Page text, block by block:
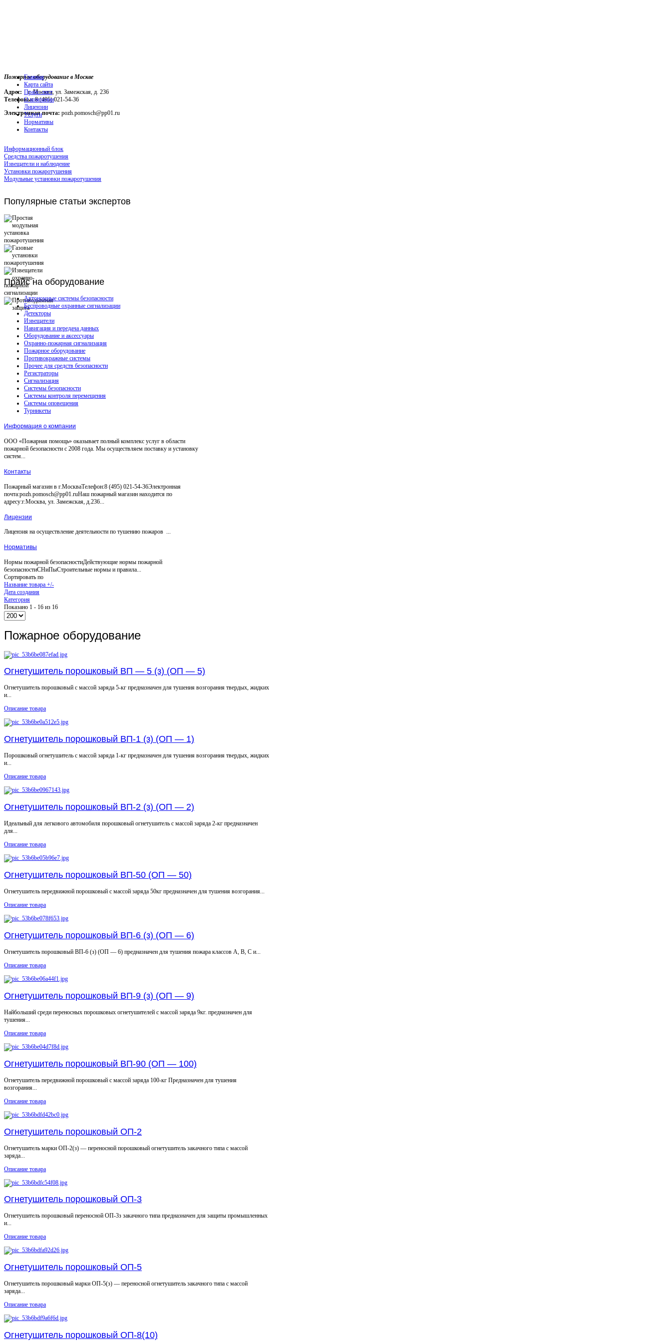
Пожарное оборудование в Москве
Адрес: г. Москва, ул. Замежская, д. 236
Телефоны:8 (495) 021-54-36
Электронная почта: pozh.pomosch@pp01.ru
Главная
Карта сайта
Прайс-лист
О компании
Лицензии
Услуги
Нормативы
Контакты
Информационный блок
Средства пожаротушения
Извещатели и наблюдение
Установки пожаротушения
Модульные установки пожаротушения
Популярные статьи экспертов
Прайсна оборудование
Автономные системы безопасности
Беспроводные охранные сигнализации
Детекторы
Извещатели
Навигация и передача данных
Оборудование и аксессуары
Охранно-пожарная сигнализация
Пожарное оборудование
Противокражные системы
Прочее для средств безопасности
Регистраторы
Сигнализация
Системы безопасности
Системы контроля перемещения
Системы оповещения
Турникеты
Информация о компании
ООО «Пожарная помощь» оказывает полный комплекс услуг в области
пожарной безопасности с 2008 года. Мы осуществляем поставку и установку
систем...
Контакты
Пожарный магазин в г.МоскваТелефон:8 (495) 021-54-36Электронная
почта:pozh.pomosch@pp01.ruНаш пожарный магазин находится по
адресу:г.Москва, ул. Замежская, д.236...
Лицензии
Лицензия на осуществление деятельности по тушению пожаров ...
Нормативы
Нормы пожарной безопасностиДействующие нормы пожарной
безопасностиСНиПыСтроительные нормы и правила...
Сортировать по
Название товара +/-
Дата создания
Категория
Показано 1 - 16 из 16
Пожарное оборудование
Огнетушитель порошковый ВП — 5 (з) (ОП — 5)
Огнетушитель порошковый с массой заряда 5-кг предназначен для тушения возгорания твердых, жидких
и...
Описание товара
Огнетушитель порошковый ВП-1 (з) (ОП — 1)
Порошковый огнетушитель с массой заряда 1-кг предназначен для тушения возгорания твердых, жидких
и...
Описание товара
Огнетушитель порошковый ВП-2 (з) (ОП — 2)
Идеальный для легкового автомобиля порошковый огнетушитель с массой заряда 2-кг предназначен
для...
Описание товара
Огнетушитель порошковый ВП-50 (ОП — 50)
Огнетушитель передвижной порошковый с массой заряда 50кг предназначен для тушения возгорания...
Описание товара
Огнетушитель порошковый ВП-6 (з) (ОП — 6)
Огнетушитель порошковый ВП-6 (з) (ОП — 6) предназначен для тушения пожара классов А, В, С и...
Описание товара
Огнетушитель порошковый ВП-9 (з) (ОП — 9)
Найбольший среди переносных порошковых огнетушителей с массой заряда 9кг. предназначен для
тушения...
Описание товара
Огнетушитель порошковый ВП-90 (ОП — 100)
Огнетушитель передвижной порошковый с массой заряда 100-кг Предназначен для тушения
возгорания...
Описание товара
Огнетушитель порошковый ОП-2
Огнетушитель марки ОП-2(з) — переносной порошковый огнетушитель закачного типа с массой
заряда...
Описание товара
Огнетушитель порошковый ОП-3
Огнетушитель порошковый переносной ОП-3з закачного типа предназначен для защиты промышленных
и...
Описание товара
Огнетушитель порошковый ОП-5
Огнетушитель порошковый марки ОП-5(з) — переносной огнетушитель закачного типа с массой
заряда...
Описание товара
Огнетушитель порошковый ОП-8(10)